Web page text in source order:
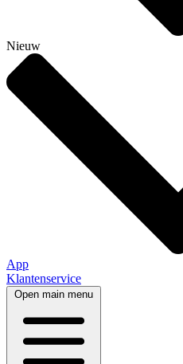
Nieuw
App
Klantenservice
Open main menu